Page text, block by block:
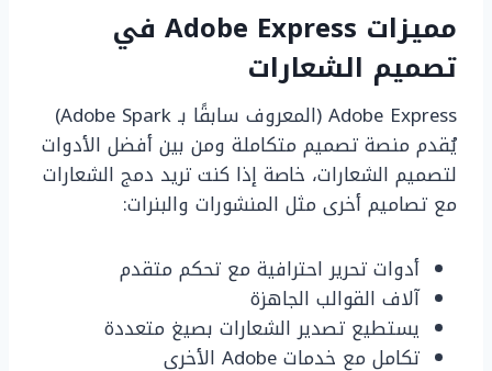
مميزات Adobe Express في
تصميم الشعارات
Adobe Express (المعروف سابقًا بـ Adobe Spark)
يُقدم منصة تصميم متكاملة ومن بين أفضل الأدوات
لتصميم الشعارات، خاصة إذا كنت تريد دمج الشعارات
مع تصاميم أخرى مثل المنشورات والبنرات:
أدوات تحرير احترافية مع تحكم متقدم
آلاف القوالب الجاهزة
يستطيع تصدير الشعارات بصيغ متعددة
تكامل مع خدمات Adobe الأخرى